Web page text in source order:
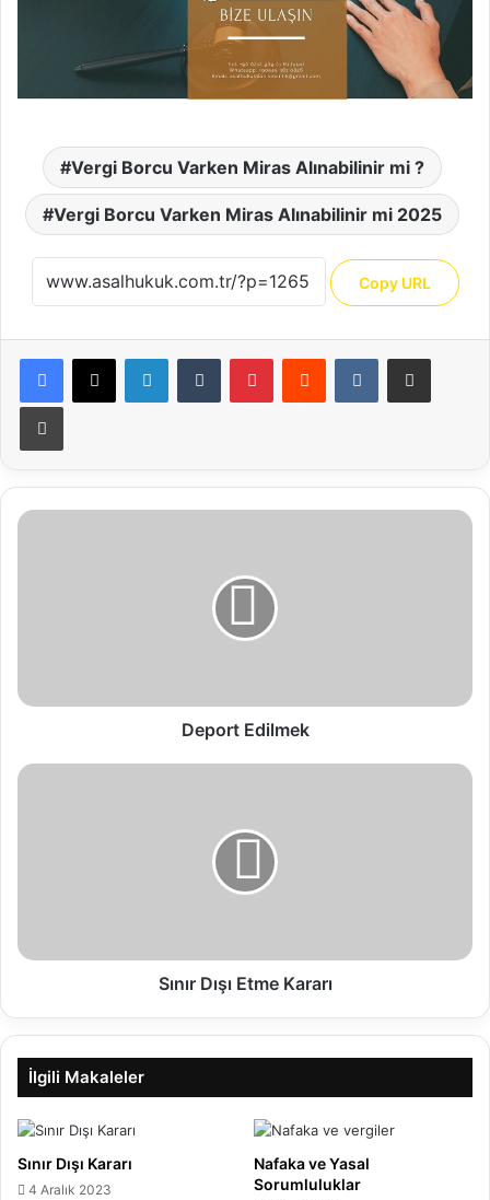
Vergi Borcu Varken Miras Alınabilinir mi ?
Vergi Borcu Varken Miras Alınabilinir mi 2025
Copy URL
Facebook
X LinkedInTumblr PinterestReddit VKontakteE-Posta ile paylaş
Yazdır
Deport Edilmek
Sınır Dışı Etme Kararı
İlgili Makaleler
Sınır Dışı Kararı
4 Aralık 2023
Nafaka ve Yasal
Sorumluluklar